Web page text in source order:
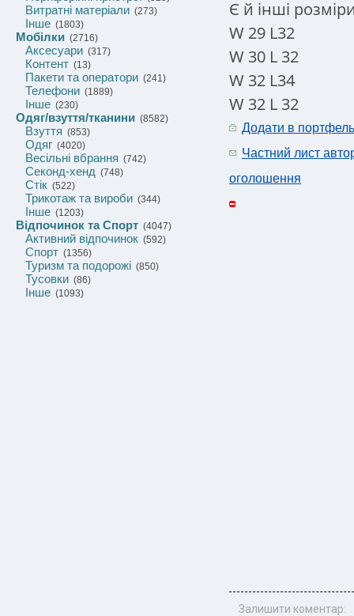
Витратні матеріали (273)
Інше (1803)
Мобілки (2716)
Аксесуари (317)
Контент (13)
Пакети та оператори (241)
Телефони (1889)
Інше (230)
Одяг/взуття/тканини (8582)
Взуття (853)
Одяг (4020)
Весільні вбрання (742)
Секонд-хенд (748)
Стік (522)
Трикотаж та вироби (344)
Інше (1203)
Відпочинок та Спорт (4047)
Активний відпочинок (592)
Спорт (1356)
Туризм та подорожі (850)
Тусовки (86)
Інше (1093)
Є й інші
W 29 L32
W 30 L 32
W 32 L34
W 32 L 32
Додати в портфель
Частний лист
оголошення
Залишити коментар: